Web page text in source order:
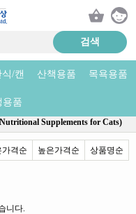
식/캔 산책용품 목욕용품
용품for Cats) 상품리스트
Supplements for Cats)
가격순 높은가격순 상품명순
니다.